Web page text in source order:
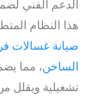
الدعم الفني
هذا النظام
صيانة غسالات
الساخن، مما
تشغيلية ويقلل